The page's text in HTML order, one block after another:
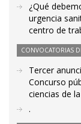
¿Qué
urgencia
centro de
CONVOCATORIAS
Tercer
Concurso
ciencias de
.